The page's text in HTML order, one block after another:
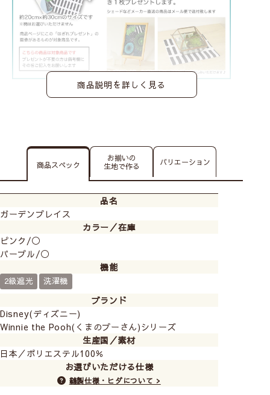
商品説明を詳しく見る
商品スペック
お揃いの
生地で作る
バリエーション
品名
ガーデンプレイス
カラー／在庫
ピンク/◯
パープル/◯
機能
2級遮光 洗濯機
ブランド
Disney(ディズニー)
Winnie the Pooh(くまのプーさん)シリーズ
生産国／素材
日本／ポリエステル100％
お選びいただける仕様
縫製仕様・ヒダについて >